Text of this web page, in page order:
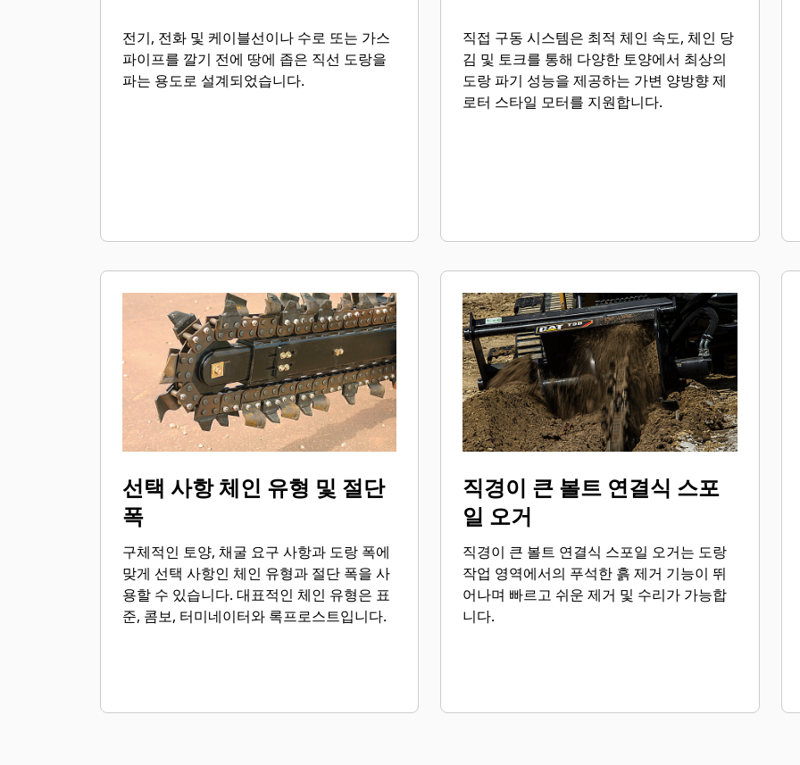
전기, 전화 및 케이블선이나 수로 또는 가스
파이프를 깔기 전에 땅에 좁은 직선 도랑을
파는 용도로 설계되었습니다.
직접 구동 시스템은 최적 체인 속도, 체인 당
김 및 토크를 통해 다양한 토양에서 최상의
도랑 파기 성능을 제공하는 가변 양방향 제
로터 스타일 모터를 지원합니다.
선택 사항 체인 유형 및 절단
폭
구체적인 토양, 채굴 요구 사항과 도랑 폭에
맞게 선택 사항인 체인 유형과 절단 폭을 사
용할 수 있습니다. 대표적인 체인 유형은 표
준, 콤보, 터미네이터와 록프로스트입니다.
직경이 큰 볼트 연결식 스포
일 오거
직경이 큰 볼트 연결식 스포일 오거는 도랑
작업 영역에서의 푸석한 흙 제거 기능이 뛰
어나며 빠르고 쉬운 제거 및 수리가 가능합
니다.